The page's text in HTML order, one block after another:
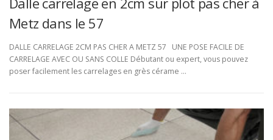
Metz dans le 57
DALLE CARRELAGE 2CM PAS CHER A METZ 57 UNE POSE FACILE DE
CARRELAGE AVEC OU SANS COLLE Débutant ou expert, vous pouvez
poser facilement les carrelages en grès cérame …